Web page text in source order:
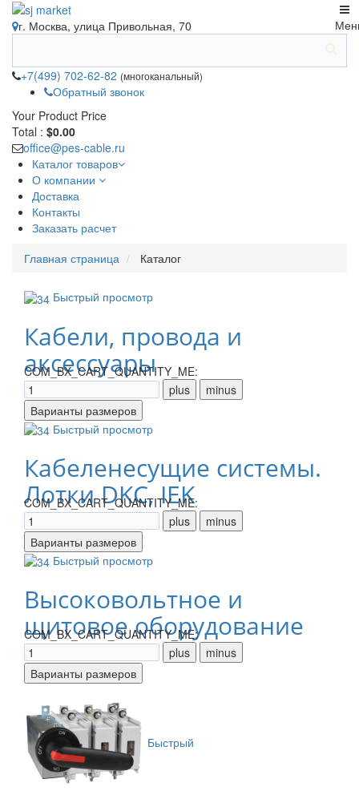
г. Москва, улица Привольная, 70
+7(499) 702-62-82 (многоканальный)
Обратный звонок
Your Product Price
Total : $0.00
office@pes-cable.ru
Каталог товаров
О компании
Доставка
Контакты
Заказать расчет
Главная страница Каталог
Быстрый просмотр
Кабели, провода и
аксессуары
COM_BX_CART_QUANTITY_ME:
Быстрый просмотр
Кабеленесущие системы.
Лотки DKC, IEK
COM_BX_CART_QUANTITY_ME:
Быстрый просмотр
Высоковольтное и
щитовое оборудование
COM_BX_CART_QUANTITY_ME:
Быстрый